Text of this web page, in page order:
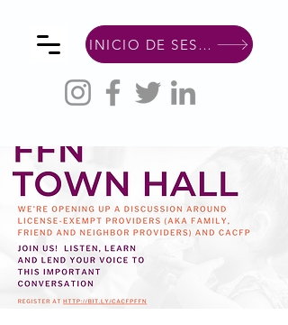
INICIO DE SESIÓN DE MIEMBRO